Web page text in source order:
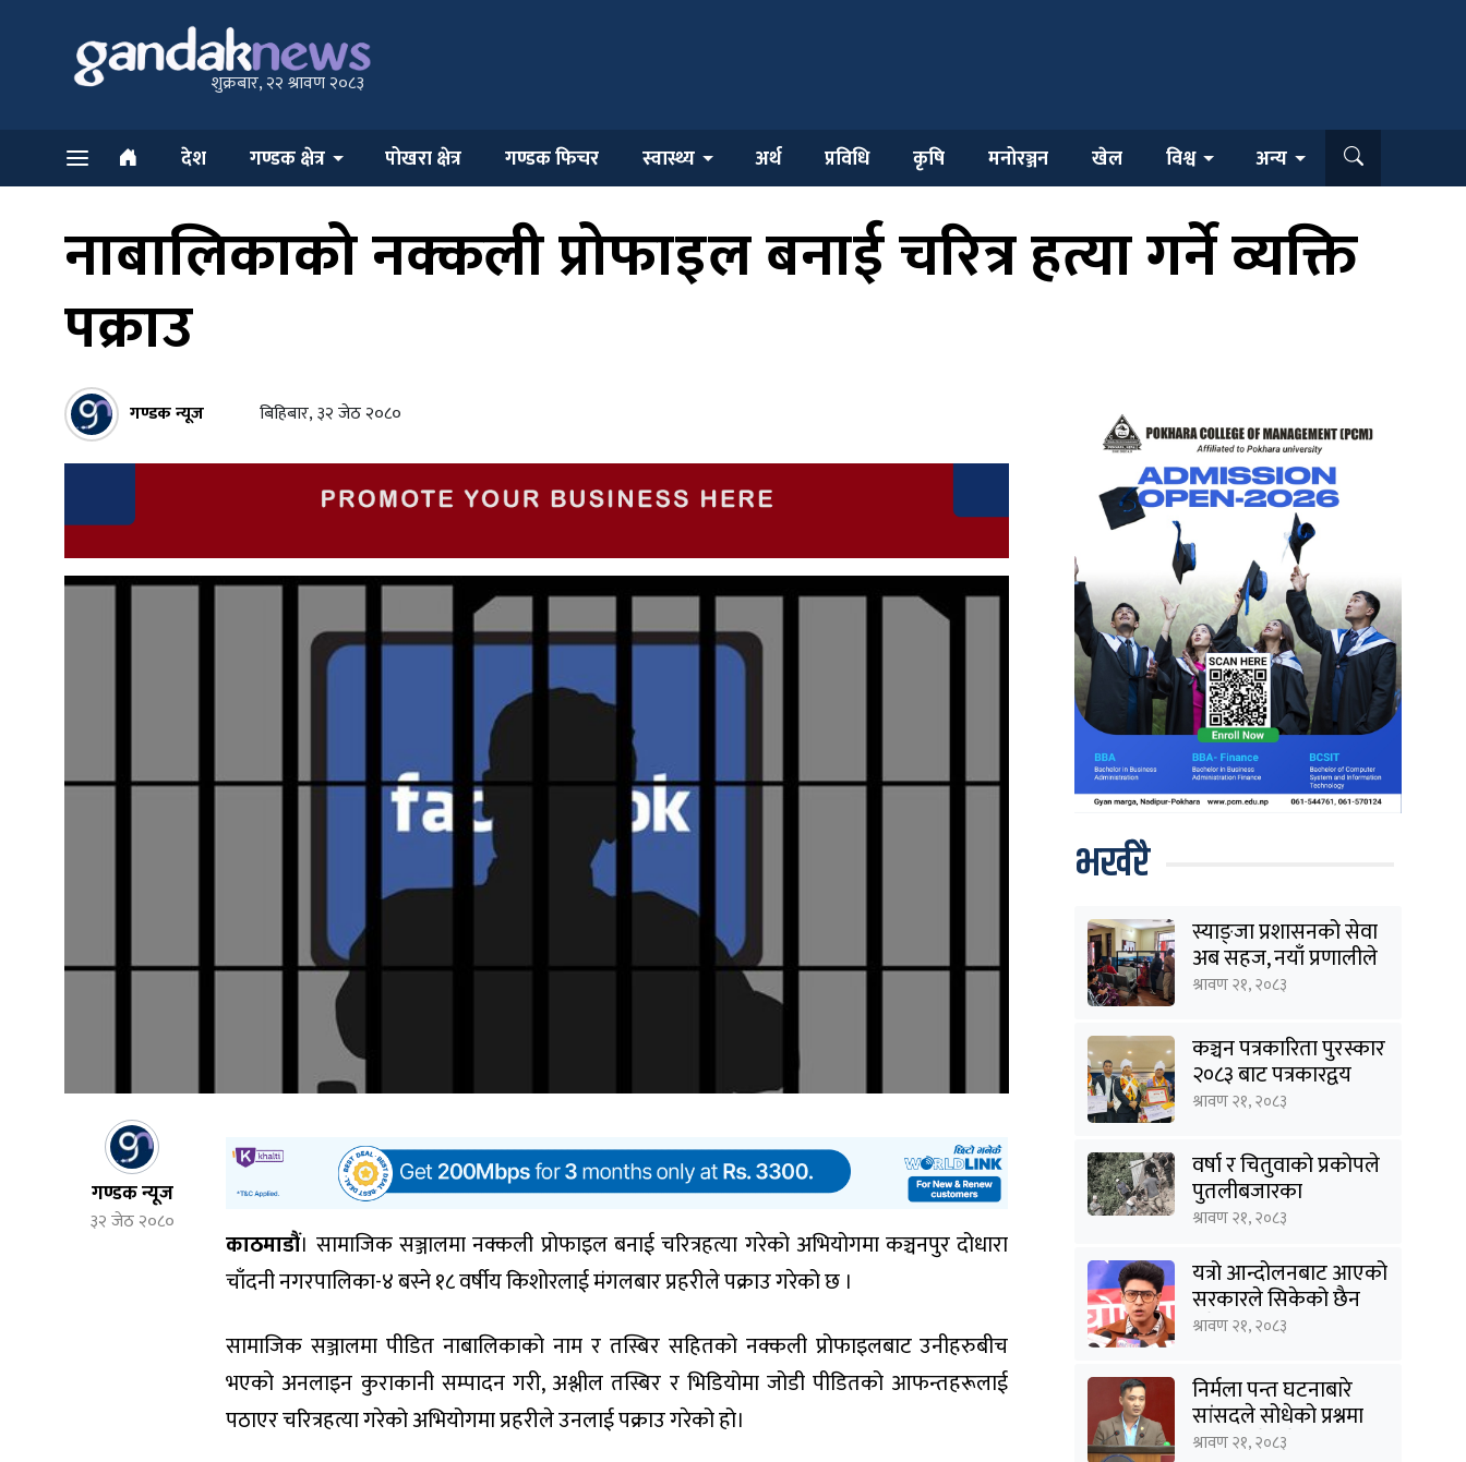
शुक्रबार, २२ श्रावण २०८३
देश गण्डक क्षेत्र पोखरा क्षेत्र गण्डक फिचर स्वास्थ्य अर्थ प्रविधि कृषि मनोरञ्जन खेल विश्व अन्य
नाबालिकाको नक्कली प्रोफाइल बनाई चरित्र हत्या गर्ने व्यक्ति
पक्राउ
गण्डक न्यूज बिहिबार, ३२ जेठ २०८०
गण्डक न्यूज
३२ जेठ २०८०
काठमाडौं। सामाजिक सञ्जालमा नक्कली प्रोफाइल बनाई चरित्रहत्या गरेको अभियोगमा कञ्चनपुर दोधारा
चाँदनी नगरपालिका-४ बस्ने १८ वर्षीय किशोरलाई मंगलबार प्रहरीले पक्राउ गरेको छ ।
सामाजिक सञ्जालमा पीडित नाबालिकाको नाम र तस्बिर सहितको नक्कली प्रोफाइलबाट उनीहरुबीच
भएको अनलाइन कुराकानी सम्पादन गरी, अश्लील तस्बिर र भिडियोमा जोडी पीडितको आफन्तहरूलाई
पठाएर चरित्रहत्या गरेको अभियोगमा प्रहरीले उनलाई पक्राउ गरेको हो।
भर्खरै
स्याङ्जा प्रशासनको सेवा
अब सहज, नयाँ प्रणालीले
घटायो लाइन र झन्झट
श्रावण २१, २०८३
कञ्चन पत्रकारिता पुरस्कार
२०८३ बाट पत्रकारद्वय
सारु र जिटी सम्मानित
श्रावण २१, २०८३
वर्षा र चितुवाको प्रकोपले
पुतलीबजारका
किसानलाई दोहोरो मार
श्रावण २१, २०८३
यत्रो आन्दोलनबाट आएको
सरकारले सिकेको छैन
भने सिकून्, क्षमता भएन
भएन ?: मिराज ढुंगाना
श्रावण २१, २०८३
निर्मला पन्त घटनाबारे
सांसदले सोधेको प्रश्नमा
गृहमन्त्रीले भने- हजुरहरू
श्रावण २१, २०८३